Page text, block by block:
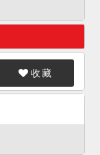
收藏